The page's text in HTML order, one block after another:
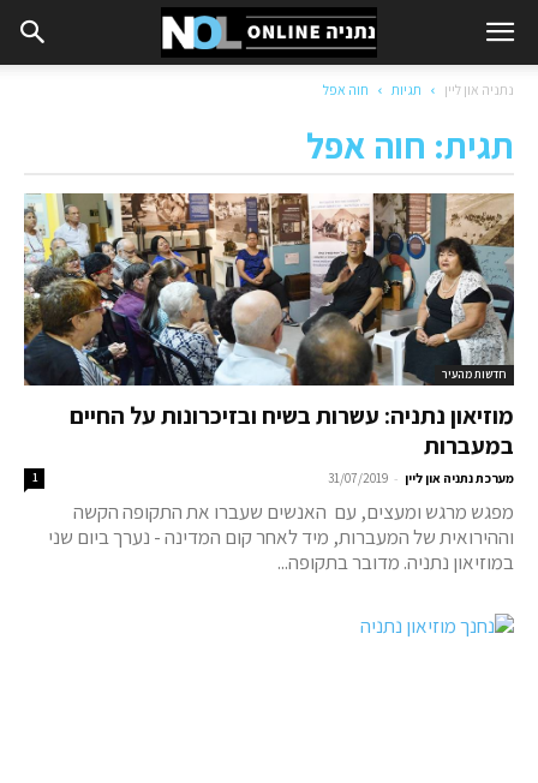
נתניה און ליין תגיות חוה אפל
תגית: חוה אפל
חדשות מהעיר
מוזיאון נתניה: עשרות בשיח ובזיכרונות על החיים
במעברות
מערכת נתניה און ליין -
31/07/2019
1
מפגש מרגש ומעצים, עם האנשים שעברו את התקופה הקשה
וההירואית של המעברות, מיד לאחר קום המדינה - נערך ביום שני
במוזיאון נתניה. מדובר בתקופה...